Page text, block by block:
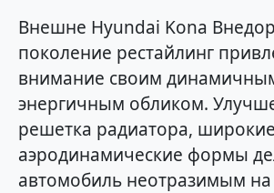
Внешне Hyundai Kona
поколение рестайлинг
внимание своим
энергичным обликом.
решетка радиатора,
аэродинамические формы
автомобиль неотразимым на